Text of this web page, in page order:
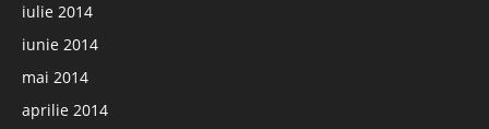
iulie 2014
iunie 2014
mai 2014
aprilie 2014